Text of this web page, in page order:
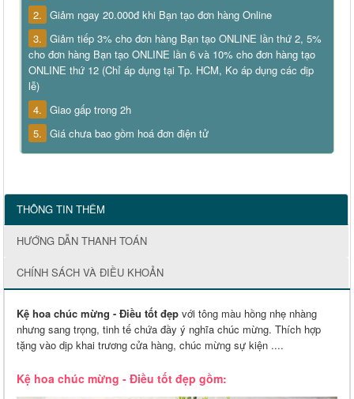
2. Giảm ngay 20.000đ khi Bạn tạo đơn hàng Online
3. Giảm tiếp 3% cho đơn hàng Bạn tạo ONLINE lần thứ 2, 5%
cho đơn hàng Bạn tạo ONLINE lần 6 và 10% cho đơn hàng tạo
ONLINE thứ 12 (Chỉ áp dụng tại Tp. HCM, Ko áp dụng các dịp
lễ)
4. Giao gấp trong 2h
5. Giá chưa bao gồm hoá đơn điện tử
THÔNG TIN THÊM
HƯỚNG DẪN THANH TOÁN
CHÍNH SÁCH VÀ ĐIỀU KHOẢN
Kệ hoa chúc mừng - Điều tốt đẹp với tông màu hồng nhẹ nhàng
nhưng sang trọng, tinh tế chứa đầy ý nghĩa chúc mừng. Thích hợp
tặng vào dịp khai trương cửa hàng, chúc mừng sự kiện ....
Kệ hoa chúc mừng - Điều tốt đẹp gồm: